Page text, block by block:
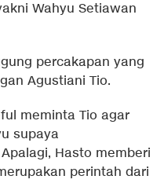
Wahyu Setiawan
percakapan yang
Agustiani Tio.
meminta Tio agar
supaya
Hasto memberi
perintah dari